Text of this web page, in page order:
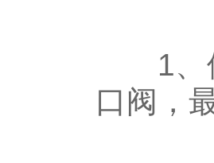
1、停
口阀，